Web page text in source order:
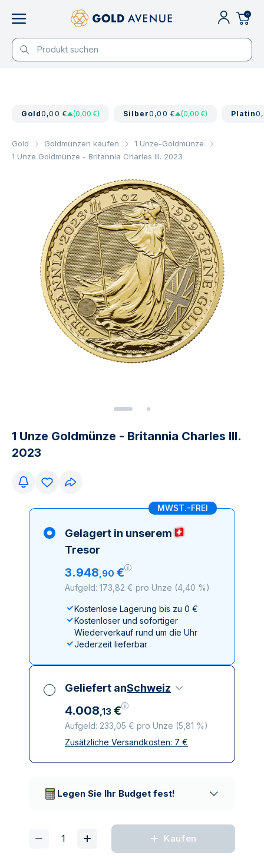
0
Gold0,00 € (0,00 €) Silber0,00 € (0,00 €) Platin
Gold Goldmünzen kaufen
1 Unze-Goldmünze
1 Unze Goldmünze - Britannia Charles III. 2023
1 Unze Goldmünze - Britannia Charles III.
2023
MWST.-FREI
Gelagert in unserem
Tresor
3.948,90 €
Aufgeld: 173,82 € pro Unze (4,40 %)
Kostenlose Lagerung bis zu 0 €
Kostenloser und sofortiger
Wiederverkauf rund um die Uhr
Jederzeit lieferbar
Geliefert anSchweiz
4.008,13 €
Aufgeld: 233,05 € pro Unze (5,81 %)
Alle Steuern inbegriffen
Zusätzliche Versandkosten: 7 €
Legen Sie Ihr Budget fest!
Kaufen